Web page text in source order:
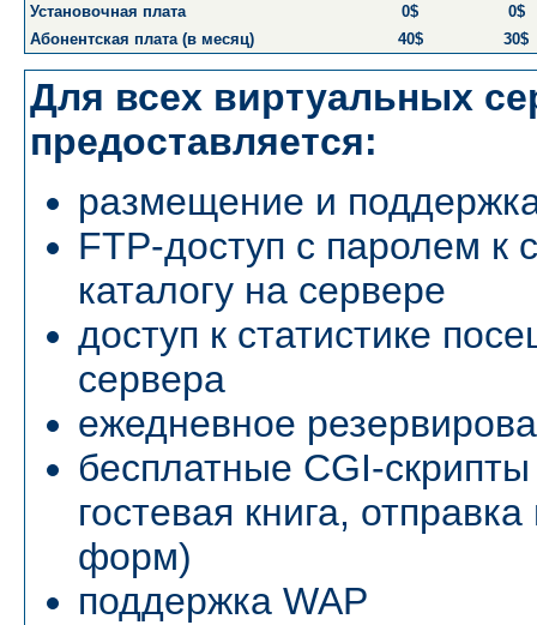
Установочная плата 0$
0$
Абонентская плата (в месяц)
40$ 30$
Для всех виртуальных
предоставляется:
размещение и
FTP-доступ с паролем к
каталогу на сервере
доступ к статистике
сервера
ежедневное
бесплатные CGI-скрипты
гостевая книга,
форм)
поддержка WAP